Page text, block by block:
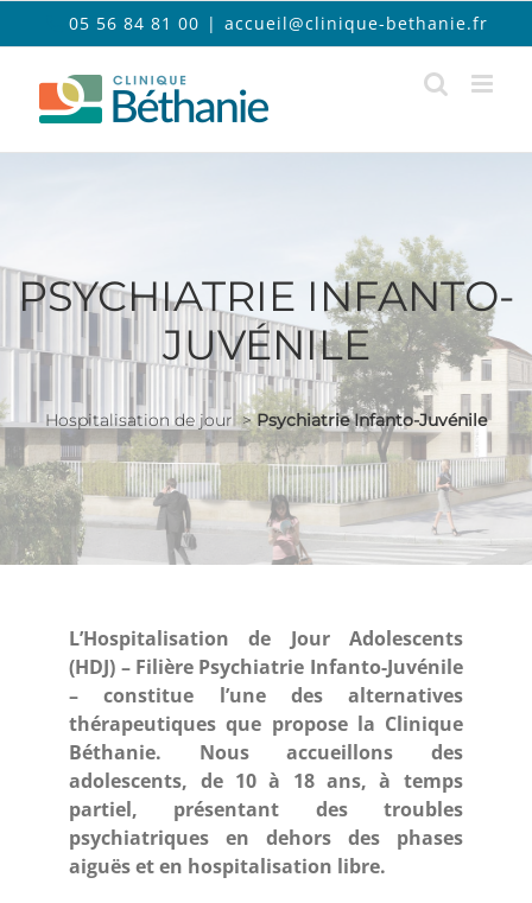
au
contenu
05 56 84 81 00 | accueil@clinique-bethanie.fr
PSYCHIATRIE INFANTO-
JUVÉNILE
Hospitalisation de jour >Psychiatrie Infanto-Juvénile
L’Hospitalisation de Jour Adolescents
(HDJ) – Filière Psychiatrie Infanto-Juvénile
– constitue l’une des alternatives
thérapeutiques que propose la Clinique
Béthanie. Nous accueillons des
adolescents, de 10 à 18 ans, à temps
partiel, présentant des troubles
psychiatriques en dehors des phases
aiguës et en hospitalisation libre.